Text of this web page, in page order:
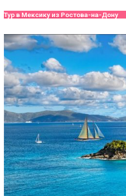
Тур в Мексику из Ростова-на-Дону